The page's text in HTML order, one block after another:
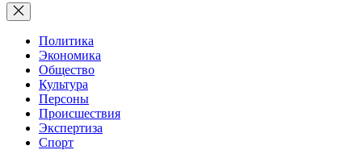
Политика
Экономика
Общество
Культура
Персоны
Происшествия
Экспертиза
Спорт